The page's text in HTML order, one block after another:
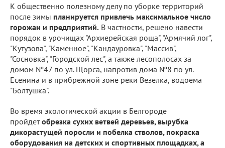
К общественно полезному делу по уборке территорий
после зимы планируется привлечь максимальное число
горожан и предприятий. В частности, решено навести
порядок в урочищах "Архиерейская роща", "Армячий лог",
"Кутузова", "Каменное", "Кандауровка", "Массив",
"Сосновка", "Городской лес", а также лесополосах за
домом №47 по ул. Щорса, напротив дома №8 по ул.
Есенина и в прибрежной зоне реки Везелка, водоема
"Болтушка".
Во время экологической акции в Белгороде
пройдетобрезка сухих ветвей деревьев, вырубка
дикорастущей поросли и побелка стволов, покраска
оборудования на детских и спортивных площадках, а